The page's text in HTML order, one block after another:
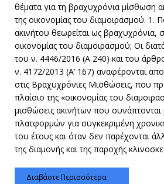
θέματα για τη βραχυχρόνια μίσθωση
της οικονομίας του διαμοιρασμού. 1.
ακινήτου θεωρείται ως βραχυχρόνια,
οικονομίας του διαμοιρασμού; Οι
του ν. 4446/2016 (Α 240) και του
ν. 4172/2013 (Α’ 167) αναφέρονται
στις Βραχυχρόνιες Μισθώσεις, που
πλαίσιο της «οικονομίας του
μισθώσεις ακινήτων που
πλατφορμών για συγκεκριμένη
του έτους και όταν δεν παρέχονται
της διαμονής και της παροχής
Διαβάστε Περισσότερα